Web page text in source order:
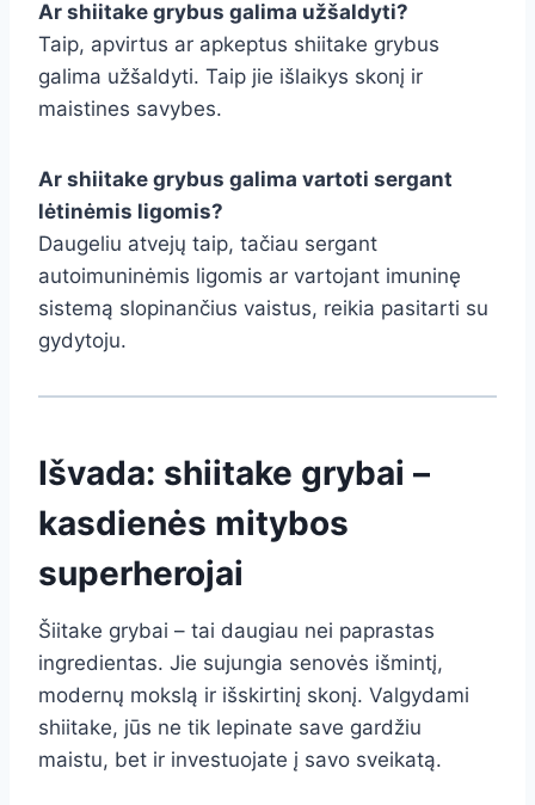
Ar shiitake grybus galima užšaldyti?
Taip, apvirtus ar apkeptus shiitake grybus
galima užšaldyti. Taip jie išlaikys skonį ir
maistines savybes.
Ar shiitake grybus galima vartoti sergant
lėtinėmis ligomis?
Daugeliu atvejų taip, tačiau sergant
autoimuninėmis ligomis ar vartojant imuninę
sistemą slopinančius vaistus, reikia pasitarti su
gydytoju.
Išvada: shiitake grybai –
kasdienės mitybos
superherojai
Šiitake grybai – tai daugiau nei paprastas
ingredientas. Jie sujungia senovės išmintį,
modernų mokslą ir išskirtinį skonį. Valgydami
shiitake, jūs ne tik lepinate save gardžiu
maistu, bet ir investuojate į savo sveikatą.